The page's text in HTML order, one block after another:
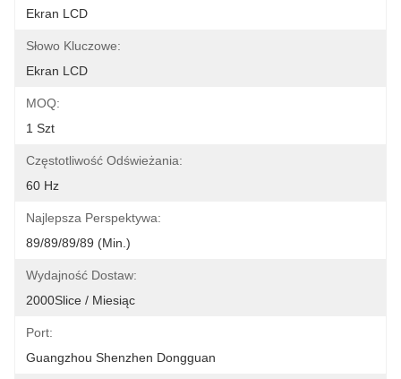
Ekran LCD
Słowo Kluczowe:
Ekran LCD
MOQ:
1 Szt
Częstotliwość Odświeżania:
60 Hz
Najlepsza Perspektywa:
89/89/89/89 (min.)
Wydajność Dostaw:
2000Slice / Miesiąc
Port:
Guangzhou Shenzhen Dongguan